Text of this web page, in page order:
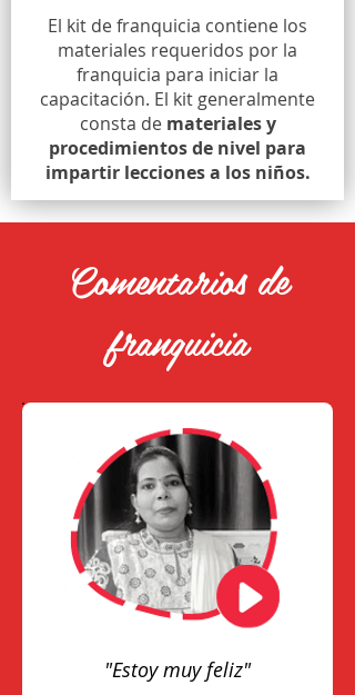
El kit de franquicia contiene los
materiales requeridos por la
franquicia para iniciar la
capacitación. El kit generalmente
consta de materiales y
procedimientos de nivel para
impartir lecciones a los niños.
Comentarios de
franquicia
"Estoy muy feliz"